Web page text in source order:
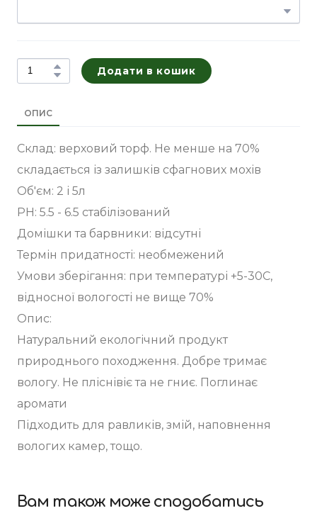
Додати в кошик
ОПИС
Склад: верховий торф. Не менше на 70%
складається із залишків сфагнових мохів
Об'єм: 2 і 5л
РН: 5.5 - 6.5 стабілізований
Домішки та барвники: відсутні
Термін придатності: необмежений
Умови зберігання: при температурі +5-30С,
відносної вологості не вище 70%
Опис:
Натуральний екологічний продукт
природнього походження. Добре тримає
вологу. Не пліснівіє та не гниє. Поглинає
аромати
Підходить для равликів, змій, наповнення
вологих камер, тощо.
Вам також може сподобатись